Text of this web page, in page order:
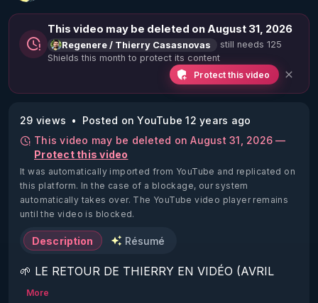
This video may be deleted on August 31, 2026
Regenere / Thierry Casasnovas
still needs 125
Shields this month to protect its content
Protect this video
29 views
Posted on YouTube 12 years ago
This video may be deleted on August 31, 2026 —
Protect this video
It was automatically imported from YouTube and replicated on
this platform. In the case of a blockage, our system
automatically takes over. The YouTube video player remains
until the video is blocked.
Description Résumé
🌱 LE RETOUR DE THIERRY EN VIDÉO (AVRIL
2022)!
More